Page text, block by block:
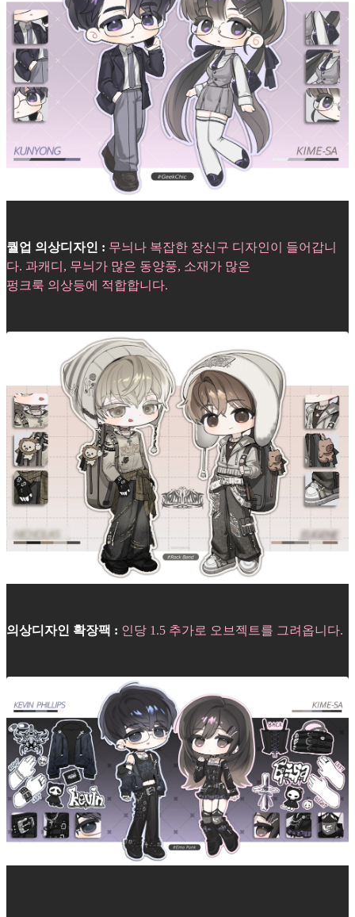
퀄업 의상디자인 : 무늬나 복잡한 장신구 디자인이 들어갑니
다. 과캐디, 무늬가 많은 동양풍, 소재가 많은
펑크룩 의상등에 적합합니다.
의상디자인 확장팩 : 인당 1.5 추가로 오브젝트를 그려옵니다.